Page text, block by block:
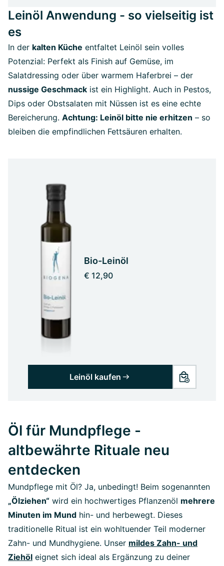
Leinöl Anwendung - so vielseitig ist
es
In der kalten Küche entfaltet Leinöl sein volles
Potenzial: Perfekt als Finish auf Gemüse, im
Salatdressing oder über warmem Haferbrei – der
nussige Geschmack ist ein Highlight. Auch in Pestos,
Dips oder Obstsalaten mit Nüssen ist es eine echte
Bereicherung. Achtung: Leinöl bitte nie erhitzen – so
bleiben die empfindlichen Fettsäuren erhalten.
Bio-Leinöl
€ 12,90
Leinöl kaufen
Öl für Mundpflege -
altbewährte Rituale neu
entdecken
Mundpflege mit Öl? Ja, unbedingt! Beim sogenannten
„Ölziehen“ wird ein hochwertiges Pflanzenöl mehrere
Minuten im Mund hin- und herbewegt. Dieses
traditionelle Ritual ist ein wohltuender Teil moderner
Zahn- und Mundhygiene. Unser mildes Zahn- und
Ziehöl eignet sich ideal als Ergänzung zu deiner